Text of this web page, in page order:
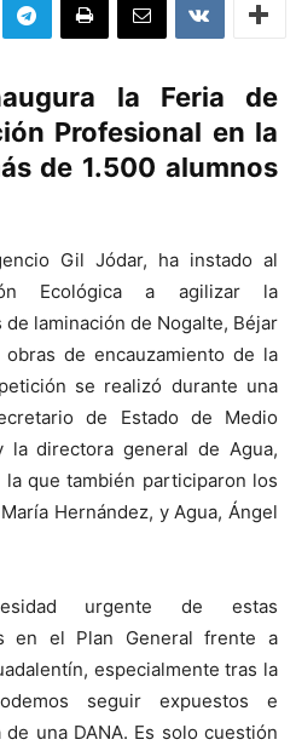
la Feria de
Profesional en la
de 1.500 alumnos
Gil Jódar, ha instado al
Ecológica a agilizar la
laminación de Nogalte, Béjar
de encauzamiento de la
se realizó durante una
de Estado de Medio
la directora general de Agua,
la que también participaron los
Hernández, y Agua, Ángel
urgente de estas
en el Plan General frente a
especialmente tras la
seguir expuestos e
una DANA. Es solo cuestión